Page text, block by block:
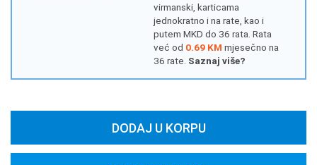
virmanski, karticama
jednokratno i na rate, kao i
putem MKD do 36 rata. Rata
već od 0.69 KM mjesečno na
36 rate. Saznaj više?
DODAJ U KORPU